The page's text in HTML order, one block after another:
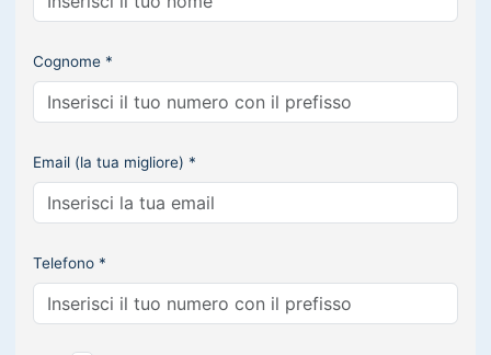
Cognome *
Email (la tua migliore) *
Telefono *